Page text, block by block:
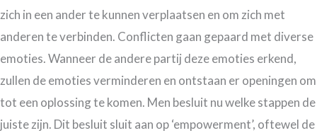
zich in een ander te kunnen verplaatsen en om zich met
anderen te verbinden. Conflicten gaan gepaard met diverse
emoties. Wanneer de andere partij deze emoties erkend,
zullen de emoties verminderen en ontstaan er openingen om
tot een oplossing te komen. Men besluit nu welke stappen de
juiste zijn. Dit besluit sluit aan op ‘empowerment’, oftewel de